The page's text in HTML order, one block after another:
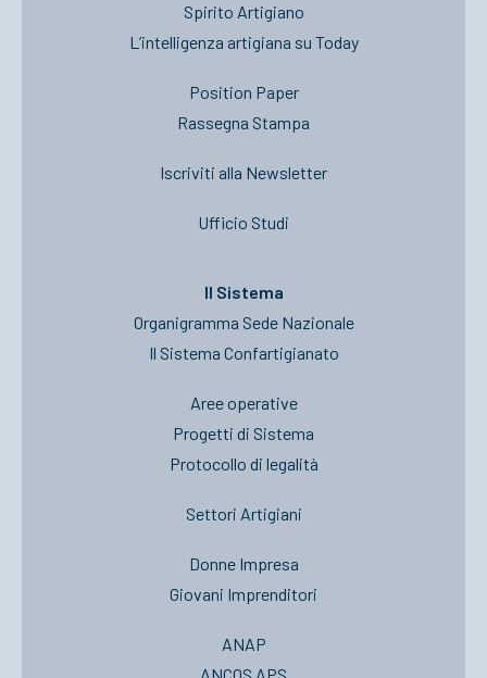
Spirito Artigiano
L’intelligenza artigiana su Today
Position Paper
Rassegna Stampa
Iscriviti alla Newsletter
Ufficio Studi
Il Sistema
Organigramma Sede Nazionale
Il Sistema Confartigianato
Aree operative
Progetti di Sistema
Protocollo di legalità
Settori Artigiani
Donne Impresa
Giovani Imprenditori
ANAP